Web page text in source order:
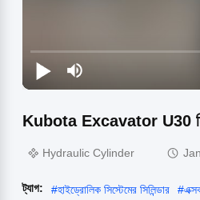
Kubota Excavator U30 মিনি
Hydraulic Cylinder
ট্যাগ: #হাইড্রোলিক সিস্টেমের সিলিন্ডার #